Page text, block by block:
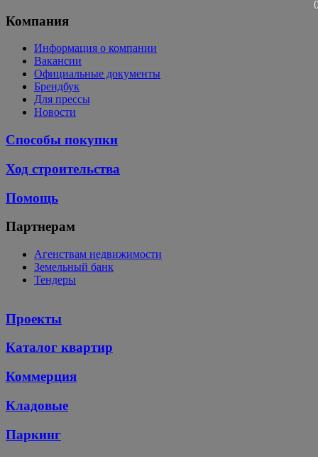
Компания
Информация о компании
Вакансии
Официальные документы
Брендбук
Для прессы
Новости
Способы покупки
Ход строительства
Помощь
Партнерам
Агенствам недвижимости
Земельный банк
Тендеры
Проекты
Каталог квартир
Коммерция
Кладовые
Паркинг